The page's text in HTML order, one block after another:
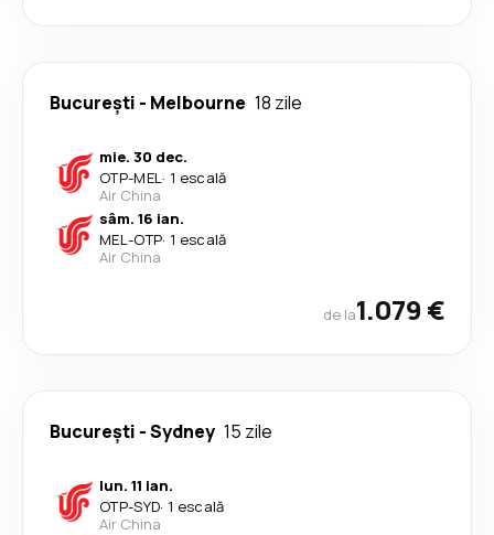
București - Melbourne 18 zile
mie. 30 dec.
OTP-MEL· 1 escală
Air China
sâm. 16 ian.
MEL-OTP· 1 escală
Air China
de la1.079 €
București -Sydney 15 zile
lun. 11 ian.
OTP-SYD· 1 escală
Air China